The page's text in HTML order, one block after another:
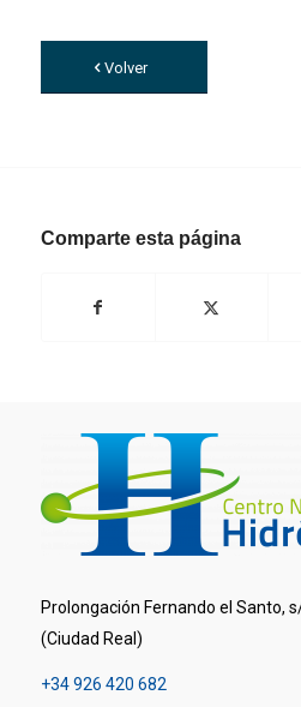
Volver
Comparte esta página
Prolongación Fernando el Santo,
(Ciudad Real)
+34 926 420 682